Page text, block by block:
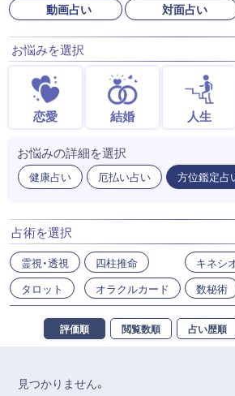
動画占い
対面占い
お悩みを選択
恋愛 結婚 人生
お悩みの詳細を選択
健康占い 厄払い占い 方位鑑定占
占術を選択
霊視・透視
タロット
四柱推命
オラクルカード
キネシ
数秘術
評価順 閲覧数順 占い歴順
見つかりません。